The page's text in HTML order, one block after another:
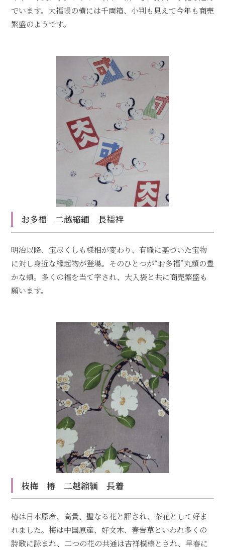
でいます。大福帳の横には千両箱、小判も見えて今年も商売
繁盛のようです。
お多福 二越縮緬 長襦袢
明治以降、宝尽くしも様相が変わり、有職に基づいた宝物
に対し身近な縁起物が登場。そのひとつが“お多福”丸顔の豊
かな頬。多くの福を当て字され、大入袋と共に商売繁盛も
願います。
枝梅 椿 二越縮緬 長着
椿は日本原産、高貴、聖なる花と評され、茶花として好ま
れました。梅は中国原産、好文木、春告草といわれ多くの
詩歌に詠まれ、二つの花の共通は吉祥模様とされ、早春に